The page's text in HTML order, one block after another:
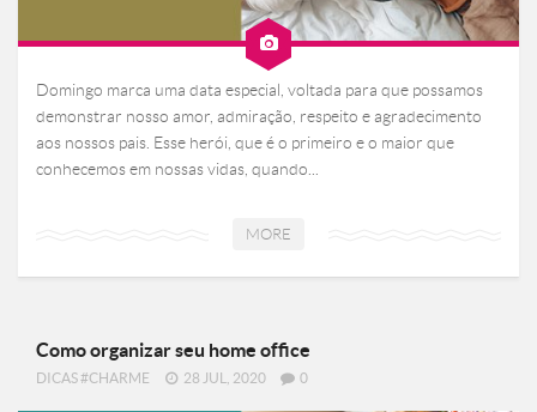
Domingo marca uma data especial, voltada para que possamos
demonstrar nosso amor, admiração, respeito e agradecimento
aos nossos pais. Esse herói, que é o primeiro e o maior que
conhecemos em nossas vidas, quando...
MORE
Como organizar seu home office
DICAS #CHARME 28 JUL, 2020 0